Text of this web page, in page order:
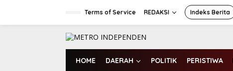
Terms of Service REDAKSI Indeks Berita
HOME DAERAH POLITIK PERISTIWA